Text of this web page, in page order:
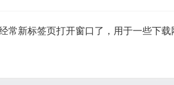
新标签页打开窗口了，用于一些下